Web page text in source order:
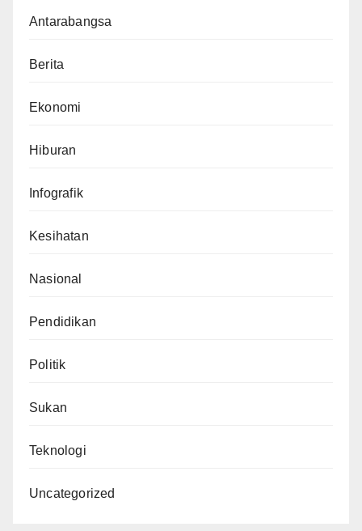
Antarabangsa
Berita
Ekonomi
Hiburan
Infografik
Kesihatan
Nasional
Pendidikan
Politik
Sukan
Teknologi
Uncategorized